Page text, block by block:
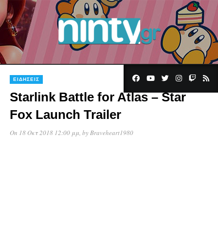
ΕΙΔΉΣΕΙΣ 5
Starlink Battle for Atlas – Star
Fox Launch Trailer
On 18 Οκτ 2018 12:00 μμ , by Braveheart1980